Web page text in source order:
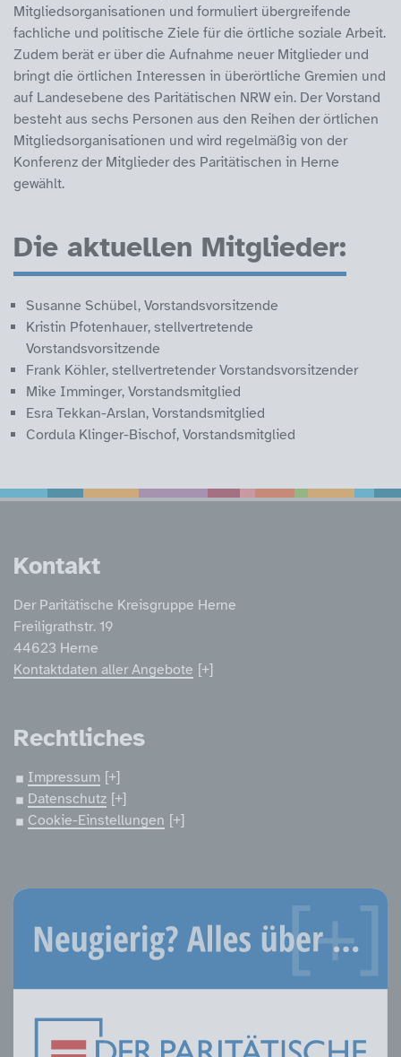
Mitgliedsorganisationen und formuliert übergreifende
fachliche und politische Ziele für die örtliche soziale Arbeit.
Zudem berät er über die Aufnahme neuer Mitglieder und
bringt die örtlichen Interessen in überörtliche Gremien und
auf Landesebene des Paritätischen NRW ein. Der Vorstand
besteht aus sechs Personen aus den Reihen der örtlichen
Mitgliedsorganisationen und wird regelmäßig von der
Konferenz der Mitglieder des Paritätischen in Herne
gewählt.
Die aktuellen Mitglieder:
Susanne Schübel, Vorstandsvorsitzende
Kristin Pfotenhauer, stellvertretende
Vorstandsvorsitzende
Frank Köhler, stellvertretender Vorstandsvorsitzender
Mike Imminger, Vorstandsmitglied
Esra Tekkan-Arslan, Vorstandsmitglied
Cordula Klinger-Bischof, Vorstandsmitglied
Service
Kontakt
Der Paritätische Kreisgruppe Herne
Freiligrathstr. 19
44623 Herne
Kontaktdaten aller Angebote
Rechtliches
Impressum
Datenschutz
Cookie-Einstellungen